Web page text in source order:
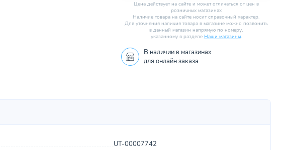
Цена действует на сайте и может отличаться от цен в
розничных магазинах
Наличие товара на сайте носит справочный характер.
Для уточнения наличия товара в магазине можно позвонить
в данный магазин напрямую по номеру,
указанному в разделе Наши магазины.
В наличии в магазинах
для онлайн заказа
UT-00007742